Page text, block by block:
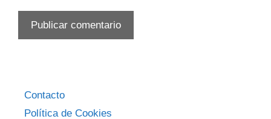
Contacto
Política de Cookies